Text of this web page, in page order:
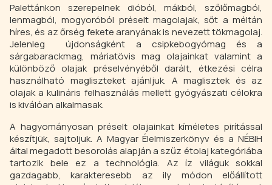
Palettánkon szerepelnek dióból, mákból, szőlőmagból,
lenmagból, mogyoróból préselt magolajak, sőt a méltán
híres, és az őrség fekete aranyának is nevezett tökmagolaj.
Jelenleg újdonságként a csipkebogyómag és a
sárgabarackmag, máriatövis mag olajainkat valamint a
különböző olajak préselvényéből darált, étkezési célra
használható magliszteket ajánljuk. A maglisztek és az
olajak a kulináris felhasználás mellett gyógyászati célokra
is kiválóan alkalmasak.
A hagyományosan préselt olajainkat kíméletes pirítással
készítjük, sajtoljuk. A Magyar Élelmiszerkönyv és a NÉBIH
által megadott besorolás alapján a szűz étolaj kategóriába
tartozik bele ez a technológia. Az íz világuk sokkal
gazdagabb, karakteresebb az ily módon előállított